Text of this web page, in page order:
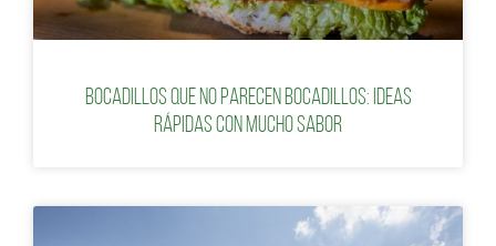
Bocadillos que no parecen bocadillos: ideas
rápidas con mucho sabor